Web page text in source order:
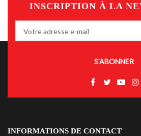
INSCRIPTION À LA
S’ABONNER
INFORMATIONS DE CONTACT